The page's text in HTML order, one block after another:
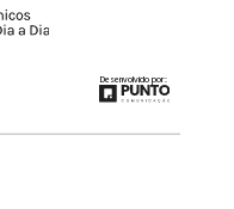
Desenvolvido por: